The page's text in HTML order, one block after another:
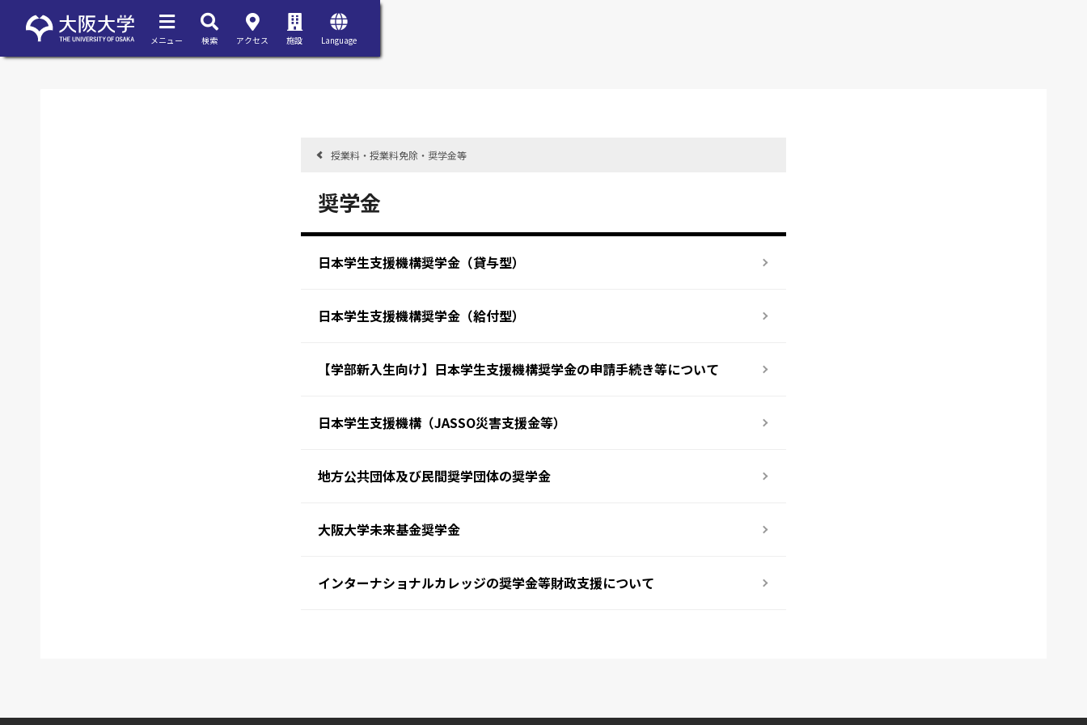
メニュー 検索 アクセス 施設 Language
授業料・授業料免除・奨学金等
奨学金
日本学生支援機構奨学金（貸与型）
日本学生支援機構奨学金（給付型）
【学部新入生向け】日本学生支援機構奨学金の申請手続き等について
日本学生支援機構（JASSO災害支援金等）
地方公共団体及び民間奨学団体の奨学金
大阪大学未来基金奨学金
インターナショナルカレッジの奨学金等財政支援について